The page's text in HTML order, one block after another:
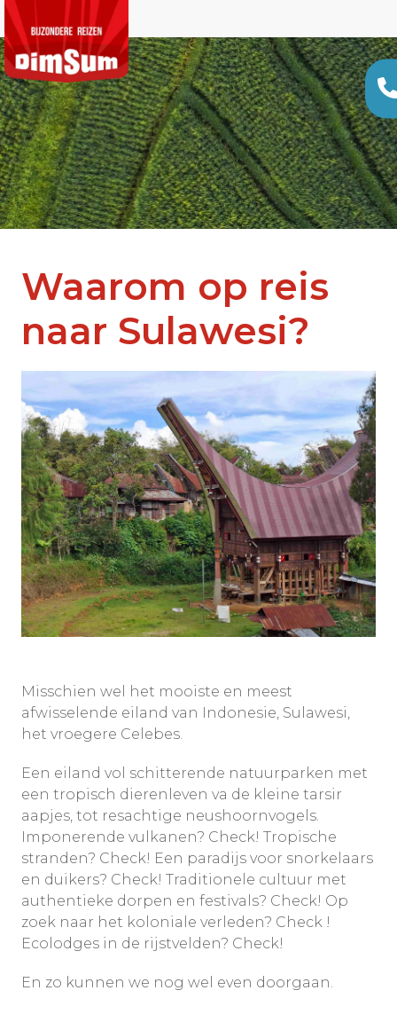
Waarom op reis
naar Sulawesi?
Misschien wel het mooiste en meest
afwisselende eiland van Indonesie, Sulawesi,
het vroegere Celebes.
Een eiland vol schitterende natuurparken met
een tropisch dierenleven va de kleine tarsir
aapjes, tot resachtige neushoornvogels.
Imponerende vulkanen? Check! Tropische
stranden? Check! Een paradijs voor snorkelaars
en duikers? Check! Traditionele cultuur met
authentieke dorpen en festivals? Check! Op
zoek naar het koloniale verleden? Check !
Ecolodges in de rijstvelden? Check!
En zo kunnen we nog wel even doorgaan.